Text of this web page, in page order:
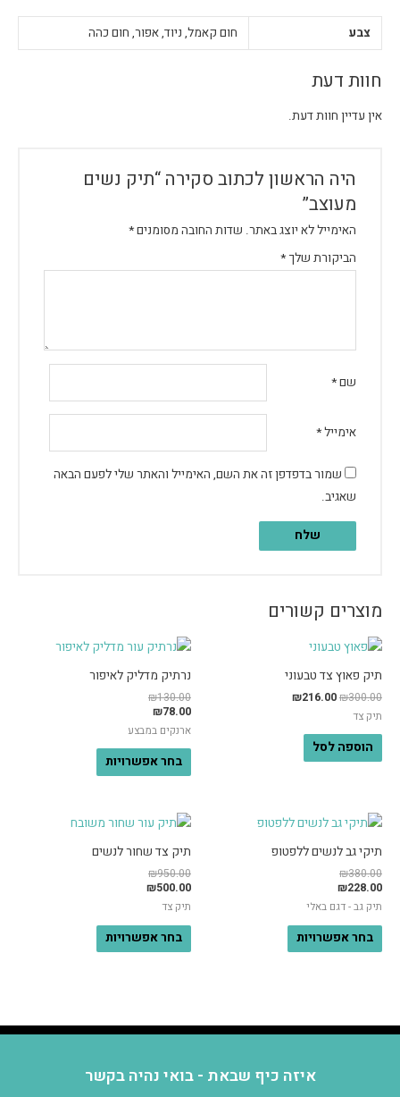
צבע חום קאמל, ניוד, אפור, חום כהה
חוות דעת
אין עדיין חוות דעת.
היה הראשון לכתוב סקירה “תיק נשים
מעוצב”
האימייל לא יוצג באתר. שדות החובה מסומנים*
הביקורת שלך*
שם*
אימייל*
שמור בדפדפן זה את השם, האימייל והאתר שלי לפעם הבאה
שאגיב.
מוצרים קשורים
תיק פאוץ צד טבעוני
₪300.00
₪216.00
תיק צד
הוספה לסל
נרתיק מדליק לאיפור
₪130.00
₪78.00
ארנקים במבצע
בחר אפשרויות
תיקי גב לנשים ללפטופ
₪380.00
₪228.00
תיק גב - דגם באלי
בחר אפשרויות
תיק צד שחור לנשים
₪950.00
₪500.00
תיק צד
בחר אפשרויות
איזה כיף שבאת - בואי נהיה בקשר